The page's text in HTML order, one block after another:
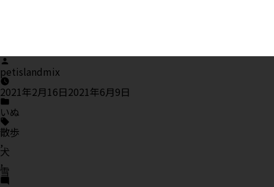
Posted
by
petislandmix
2021年2月16日2021年6月9日
Posted
in
いぬ
Tags:
散歩
,
犬
,
雪